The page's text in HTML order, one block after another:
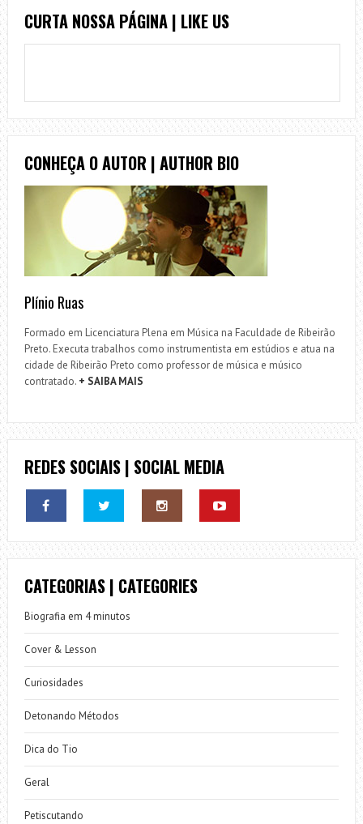
CURTA NOSSA PÁGINA | LIKE US
CONHEÇA O AUTOR | AUTHOR BIO
Plínio Ruas
Formado em Licenciatura Plena em Música na Faculdade de Ribeirão
Preto. Executa trabalhos como instrumentista em estúdios e atua na
cidade de Ribeirão Preto como professor de música e músico
contratado. + SAIBA MAIS
REDES SOCIAIS | SOCIAL MEDIA
CATEGORIAS | CATEGORIES
Biografia em 4 minutos
Cover & Lesson
Curiosidades
Detonando Métodos
Dica do Tio
Geral
Petiscutando